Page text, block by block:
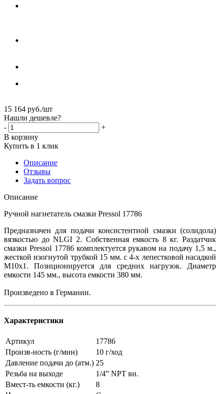
15 164 руб./шт
Нашли дешевле?
-
+
В корзину
Купить в 1 клик
Описание
Отзывы
Задать вопрос
Описание
Ручной нагнетатель смазки Pressol 17786
Предназначен для подачи консистентной смазки (солидола)
вязкостью до NLGI 2. Собственная емкость 8 кг. Раздатчик
смазки Pressol 17786 комплектуется рукавом на подачу 1,5 м.,
жесткой изогнутой трубкой 15 мм. с 4-х лепестковой насадкой
М10х1. Позиционируется для средних нагрузок. Диаметр
емкости 145 мм., высота емкости 380 мм.
Произведено в Германии.
Характеристики
Артикул
17786
Произв-ность (г/мин)
10 г/ход
Давление подачи до (атм.) 25
Резьба на выходе
1/4” NPT вн.
Вмест-ть емкости (кг.)
8